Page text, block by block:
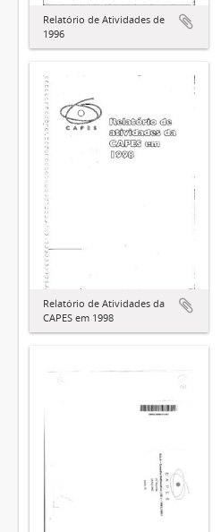
Relatório de Atividades de
1996
Relatório de Atividades da
CAPES em 1998